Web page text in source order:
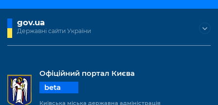
Kyiv International Relations
Річні звіти
Безбар'єрність
Безбар'єрність
Міський застосунок Київ Цифровий
Важливе під час воєнного стану
Уряд» – місцевий рівень»
Важливе під час воєнного стану
Про відкриті дані
Портал даних Києва
gov.ua
Державні сайти України
Офіційний портал Києва
beta
Київська міська державна адміністрація